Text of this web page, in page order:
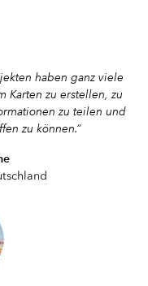
haben ganz viele
Karten zu erstellen, zu
zu teilen und
zu können.“